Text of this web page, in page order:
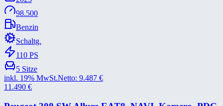
98.500
Benzin
Schaltg.
110 PS
5 Sitze
inkl. 19% MwSt.Netto: 9.487 €
11.490 €